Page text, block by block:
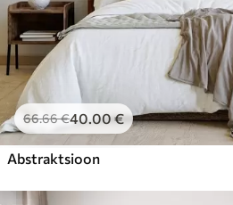
66.66€40.00€
Abstraktsioon